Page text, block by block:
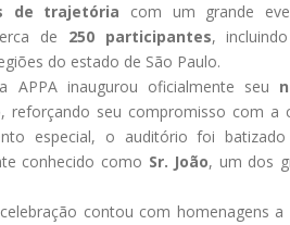
de trajetória com um grande
de 250 participantes,
do estado de São Paulo.
APPA inaugurou oficialmente seu
, reforçando seu compromisso com a
especial, o auditório foi
conhecido como Sr. João, um dos
contou com homenagens